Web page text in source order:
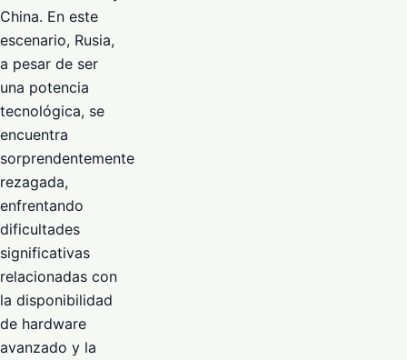
China. En este
escenario, Rusia,
a pesar de ser
una potencia
tecnológica, se
encuentra
sorprendentemente
rezagada,
enfrentando
dificultades
significativas
relacionadas con
la disponibilidad
de hardware
avanzado y la